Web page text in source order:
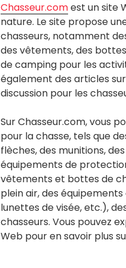
Chasseur.comest un site
nature. Le site propose
chasseurs, notamment
des vêtements, des
de camping pour les
également des articles
discussion pour les
Sur Chasseur.com, vous
pour la chasse, tels que
flèches, des munitions,
équipements de
vêtements et bottes de
plein air, des
lunettes de visée, etc.),
chasseurs. Vous pouvez
Web pour en savoir plus